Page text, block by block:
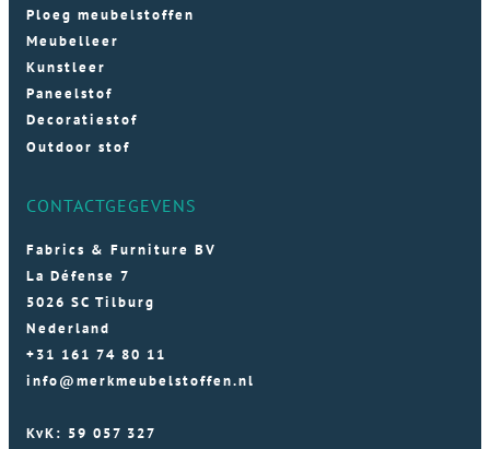
Ploeg meubelstoffen
Meubelleer
Kunstleer
Paneelstof
Decoratiestof
Outdoor stof
CONTACTGEGEVENS
Fabrics & Furniture BV
La Défense 7
5026 SC Tilburg
Nederland
+31 161 74 80 11
info@merkmeubelstoffen.nl
KvK: 59 057 327